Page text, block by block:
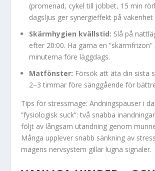
(promenad, cykel till jobbet, 15 min
dagsljus ger synergieffekt på
Skärmhygien kvällstid: Slå på
efter 20:00. Ha gärna en ”skärmfrizon”
minuterna före läggdags.
Matfönster: Försök att äta din sista
2–3 timmar före sänggående för
Tips för stressmage: Andningspauser i
”fysiologisk suck”: två snabba
följt av långsam utandning genom
Många upplever snabb sänkning av
magens nervsystem gillar lugna signaler.